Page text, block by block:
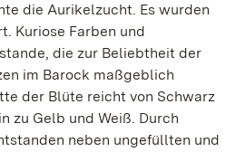
die Aurikelzucht. Es wurden
Kuriose Farben und
die zur Beliebtheit der
im Barock maßgeblich
der Blüte reicht von Schwarz
zu Gelb und Weiß. Durch
neben ungefüllten und